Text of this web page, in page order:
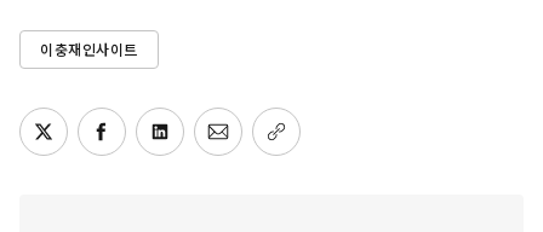
이충재인사이트